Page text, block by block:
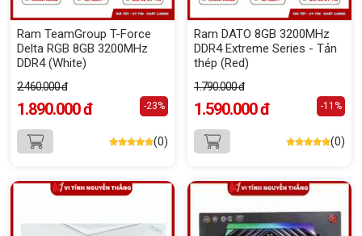
Ram TeamGroup T-Force
Delta RGB 8GB 3200MHz
DDR4 (White)
2.460.000 đ
1.890.000 đ -23%
(0)
Ram DATO 8GB 3200MHz
DDR4 Extreme Series - Tản
thép (Red)
1.790.000 đ
1.590.000 đ -11%
(0)